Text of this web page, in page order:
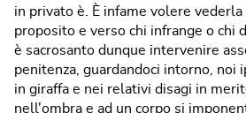
in privato è. È infame volere
proposito e verso chi infrange o chi
è sacrosanto dunque intervenire
penitenza, guardandoci intorno, noi
in giraffa e nei relativi disagi in
nell'ombra e ad un corpo si